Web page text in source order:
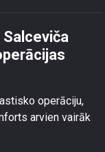
operāciju,
arvien vairāk